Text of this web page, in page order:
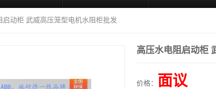
启动柜 武威高压笼型电机水阻柜批发
高压水电阻启动柜
价格： 面议